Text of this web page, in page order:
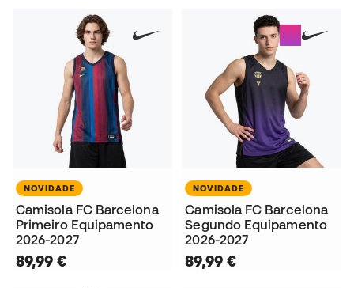
NOVIDADE
Camisola FC Barcelona
Primeiro Equipamento
2026-2027
89,99 €
NOVIDADE
Camisola FC Barcelona
Segundo Equipamento
2026-2027
89,99 €